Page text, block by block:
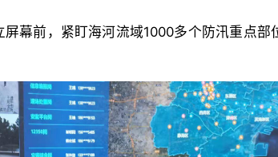
幕前，紧盯海河流域1000多个防汛重点部